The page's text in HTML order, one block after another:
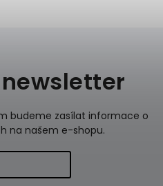
budeme zasílat informace o
na našem e-shopu.